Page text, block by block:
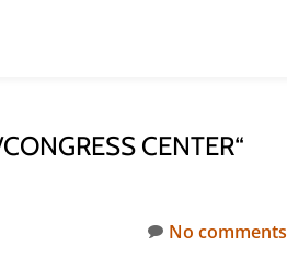
CENTER“
No comments